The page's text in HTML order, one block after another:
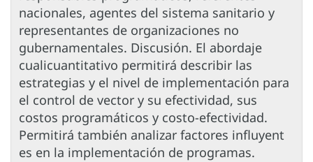
nacionales, agentes del sistema sanitario y
representantes de organizaciones no
gubernamentales. Discusión. El abordaje
cualicuantitativo permitirá describir las
estrategias y el nivel de implementación para
el control de vector y su efectividad, sus
costos programáticos y costo-efectividad.
Permitirá también analizar factores influyent
es en la implementación de programas.